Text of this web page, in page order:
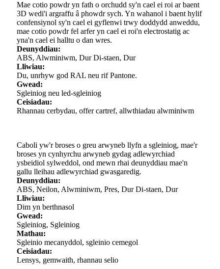
Mae cotio powdr yn fath o orchudd sy'n cael ei roi ar baent
3D wedi'i argraffu â phowdr sych. Yn wahanol i baent hylif
confensiynol sy'n cael ei gyflenwi trwy doddydd anweddu,
mae cotio powdr fel arfer yn cael ei roi'n electrostatig ac
yna'n cael ei halltu o dan wres.
Deunyddiau:
ABS, Alwminiwm, Dur Di-staen, Dur
Lliwiau:
Du, unrhyw god RAL neu rif Pantone.
Gwead:
Sgleiniog neu led-sgleiniog
Ceisiadau:
Rhannau cerbydau, offer cartref, allwthiadau alwminiwm
Caboli yw'r broses o greu arwyneb llyfn a sgleiniog, mae'r
broses yn cynhyrchu arwyneb gydag adlewyrchiad
ysbeidiol sylweddol, ond mewn rhai deunyddiau mae'n
gallu lleihau adlewyrchiad gwasgaredig.
Deunyddiau:
ABS, Neilon, Alwminiwm, Pres, Dur Di-staen, Dur
Lliwiau:
Dim yn berthnasol
Gwead:
Sgleiniog, Sgleiniog
Mathau:
Sgleinio mecanyddol, sgleinio cemegol
Ceisiadau:
Lensys, gemwaith, rhannau selio